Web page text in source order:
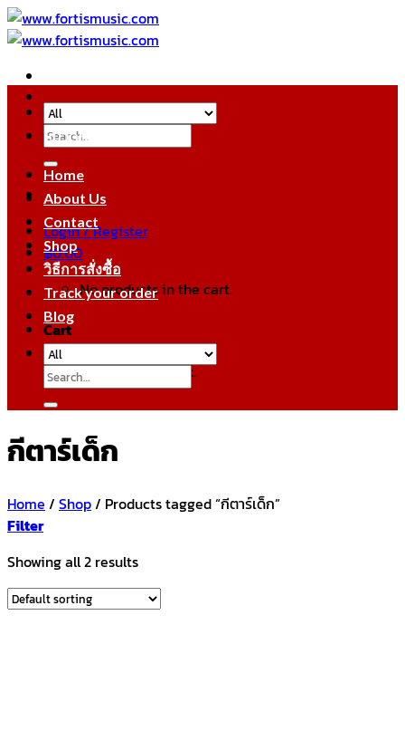
Skip
to
Search
for:
Login / Register
฿0.00
No products in the cart.
Cart
No products in the cart.
หมวดหมู่สินค้า
Home
About Us
Contact
Shop
วิธีการสั่งซื้อ
Track your order
Blog
Search
for:
กีตาร์เด็ก
Home / Shop/ Products tagged “กีตาร์เด็ก”
Filter
Showing all 2 results